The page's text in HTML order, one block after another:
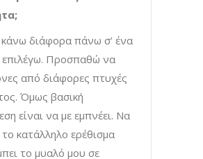
διάφορα πάνω σ’ ένα
Προσπαθώ να
από διάφορες πτυχές
Όμως βασική
είναι να με εμπνέει. Να
το κατάλληλο ερέθισμα
το μυαλό μου σε